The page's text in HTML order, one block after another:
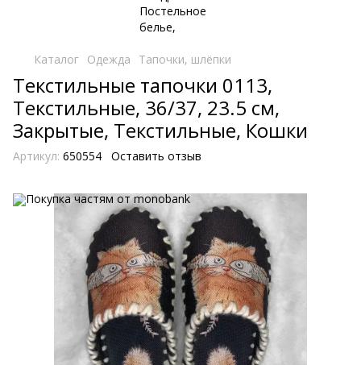
Каталог Одежда Тапочки, шлёпки
Текстильные тапочки 0113,
Текстильные, 36/37, 23.5 см,
Закрытые, Текстильные, Кошки
Артикул: 650554 Оставить отзыв